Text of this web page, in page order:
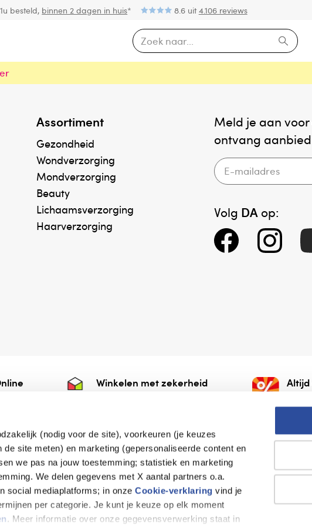
(nodig voor de site), voorkeuren (je keuzes
site meten) en marketing (gepersonaliseerde content en
we pas na jouw toestemming; statistiek en marketing
We delen gegevens met X aantal partners o.a.
social mediaplatforms; in onzeCookie-verklaring vind je
per categorie. Je kunt je keuze op elk moment
. Meer informatie over onze gegevensverwerking staat in
besteld, binnen 2 dagen in huis* 8.6 uit4.106 reviews
Assortiment
Gezondheid
Wondverzorging
Mondverzorging
Beauty
Lichaamsverzorging
Haarverzorging
Meld je aan voor
ontvang
Volg DA op:
Winkelen met zekerheid
vriendelijke specialist
Privacy verklaring Thuiswinkel waarborg